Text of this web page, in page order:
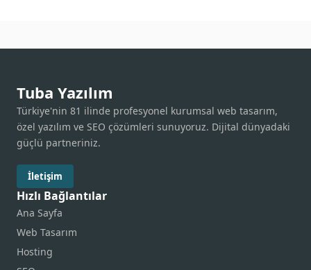
Tuba Yazılım
Türkiye'nin 81 ilinde profesyonel kurumsal web tasarım,
özel yazılım ve SEO çözümleri sunuyoruz. Dijital dünyadaki
güçlü partneriniz.
İletişim
Hızlı Bağlantılar
Ana Sayfa
Web Tasarım
Hosting